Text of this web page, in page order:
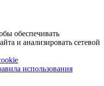
обеспечивать
и анализировать сетевой
использования